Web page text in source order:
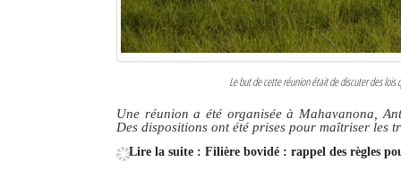
Le but de cette réunion était de discuter des lois
Une réunion a été organisée à Mahavanona,
Des dispositions ont été prises pour maîtriser les
Lire la suite : Filière bovidé : rappel des règles